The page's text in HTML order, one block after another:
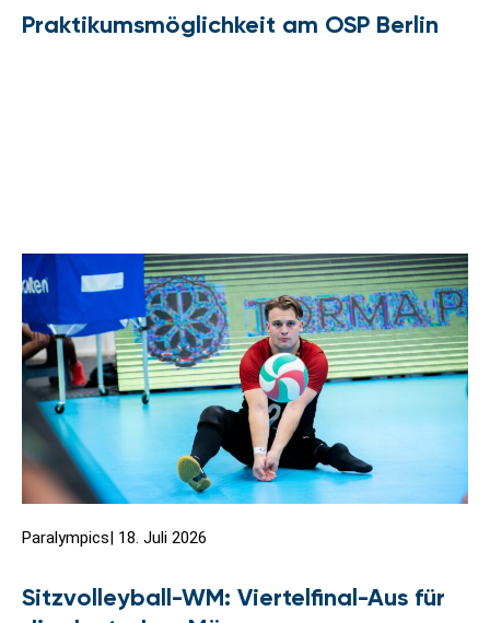
Praktikumsmöglichkeit am OSP Berlin
Paralympics| 18. Juli 2026
Sitzvolleyball-WM: Viertelfinal-Aus für